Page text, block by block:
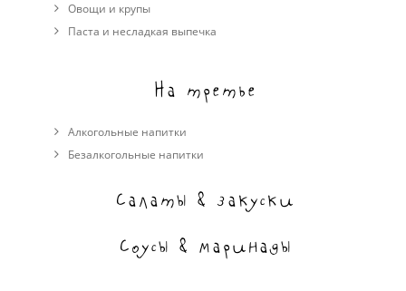
Овощи и крупы
Паста и несладкая выпечка
На третье
Алкогольные напитки
Безалкогольные напитки
Салаты & закуски
Соусы & маринады